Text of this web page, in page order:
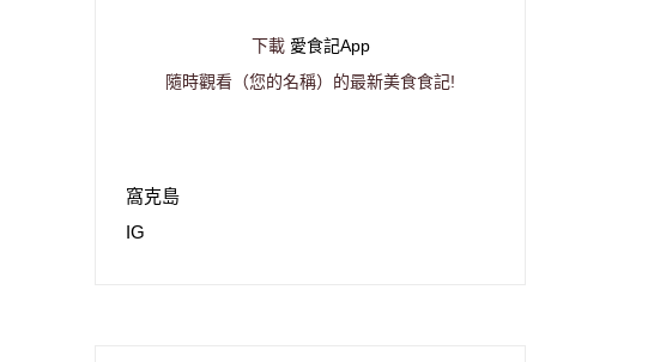
下載 愛食記App
隨時觀看（您的名稱）的最新美食食記!
窩克島
IG